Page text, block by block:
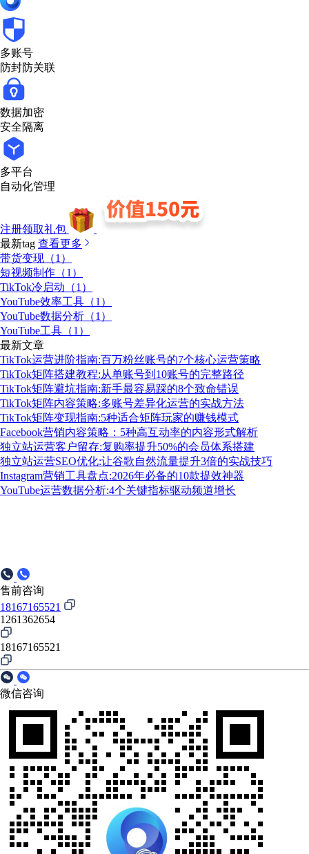
多账号
防封防关联
数据加密
安全隔离
多平台
自动化管理
注册领取礼包
最新tag 查看更多
带货变现（1）
短视频制作（1）
TikTok冷启动（1）
YouTube效率工具（1）
YouTube数据分析（1）
YouTube工具（1）
最新文章
TikTok运营进阶指南:百万粉丝账号的7个核心运营策略
TikTok矩阵搭建教程:从单账号到10账号的完整路径
TikTok矩阵避坑指南:新手最容易踩的8个致命错误
TikTok矩阵内容策略:多账号差异化运营的实战方法
TikTok矩阵变现指南:5种适合矩阵玩家的赚钱模式
Facebook营销内容策略：5种高互动率的内容形式解析
独立站运营客户留存:复购率提升50%的会员体系搭建
独立站运营SEO优化:让谷歌自然流量提升3倍的实战技巧
Instagram营销工具盘点:2026年必备的10款提效神器
YouTube运营数据分析:4个关键指标驱动频道增长
售前咨询
18167165521
1261362654
18167165521
微信咨询